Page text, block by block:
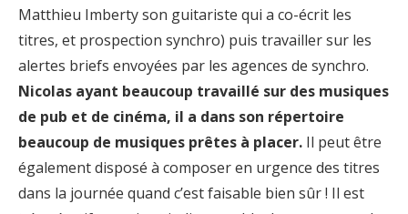
Matthieu Imberty son guitariste qui a co-écrit les
titres, et prospection synchro) puis travailler sur les
alertes briefs envoyées par les agences de synchro.
Nicolas ayant beaucoup travaillé sur des musiques
de pub et de cinéma, il a dans son répertoire
beaucoup de musiques prêtes à placer. Il peut être
également disposé à composer en urgence des titres
dans la journée quand c’est faisable bien sûr ! Il est